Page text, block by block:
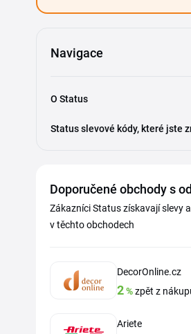
Navigace
O Status
Status slevové kódy, které jste
Doporučené obchody s
Zákazníci Status získavají slevy
v těchto obchodech
DecorOnline.cz
2%zpět z
Ariete